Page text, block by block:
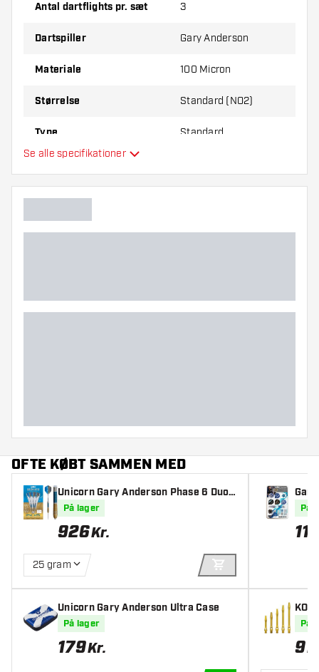
Prøv en anden form, et andet materiale eller en
hvilken der passer bedst til dig!
Antal dartflights pr. sæt 3
Dartspiller Gary Anderson
Materiale 100 Micron
Størrelse Standard (NO2)
Type Standard
Hovedfarve
Se alle specifikationer
OFTE KØBT SAMMEN MED
Unicorn Gary Anderson Phase 6 Duo
90% - Dartpile
På lager
926Kr.
25 gram
TILFØJ TIL KURV
Unicorn Gary Anderson Ultra Case
På lager
179Kr.
På
er
På
9